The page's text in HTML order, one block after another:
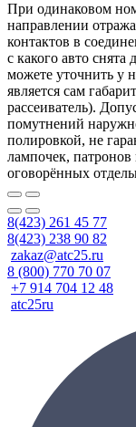
При одинаковом
направлении
контактов в
с какого авто
можете уточнить у
является сам
рассеиватель).
помутнений
полировкой, не
лампочек,
оговорённых
8(423) 261 45 77
8(423) 238 90 82
zakaz@atc25.ru
8 (800) 770 70 07
+7 914 704 12 48
atc25ru